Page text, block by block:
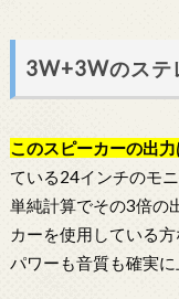
3W+3Wのステ
このスピーカーの出力
ている24インチのモ
単純計算でその3倍の
カーを使用している
パワーも音質も確実に